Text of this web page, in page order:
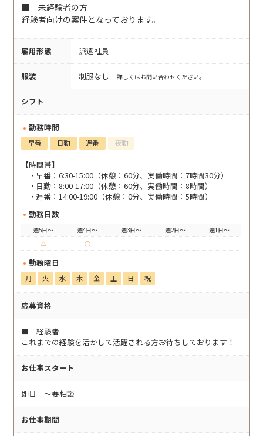
■ 未経験者の方
経験者向けの案件となっております。
雇用形態 派遣社員
服装 制服なし 詳しくはお問い合わせください。
シフト
勤務時間
早番 日勤 遅番 夜勤
【時間帯】
早番：6:30-15:00（休憩：60分、実働時間：7時間30分）
日勤：8:00-17:00（休憩：60分、実働時間：8時間）
遅番：14:00-19:00（休憩：0分、実働時間：5時間）
勤務日数
週5日～ 週4日～ 週3日～ 週2日～
週1日～
△
○ － － －
勤務曜日
月 火 水 木 金 土 日 祝
応募資格
■ 経験者
これまでの経験を活かして活躍される方お待ちしております！
お仕事スタート
即日 〜要相談
お仕事期間